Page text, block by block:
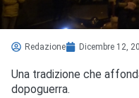
Redazione Dicembre 12,
Una tradizione che
dopoguerra.